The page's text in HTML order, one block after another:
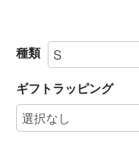
種類
ギフトラッピング